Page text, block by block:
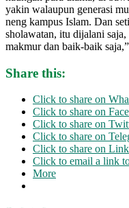
yakin walaupun generasi
neng kampus Islam. Dan
sholawatan, itu dijalani
makmur dan baik-baik
Share this:
Click to share on
Click to share on
Click to share on
Click to share on
Click to share on
Click to email a link
More